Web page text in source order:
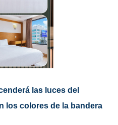
las luces del
los colores de la bandera